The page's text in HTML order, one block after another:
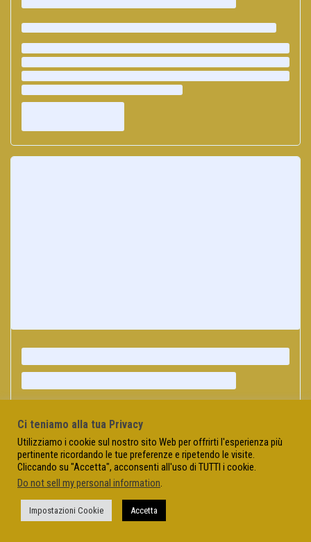
Ci teniamo alla tua Privacy
Utilizziamo i cookie sul nostro sito Web per offrirti l'esperienza più
pertinente ricordando le tue preferenze e ripetendo le visite.
Cliccando su "Accetta", acconsenti all'uso di TUTTI i cookie.
Do not sell my personal information.
Impostazioni Cookie Accetta